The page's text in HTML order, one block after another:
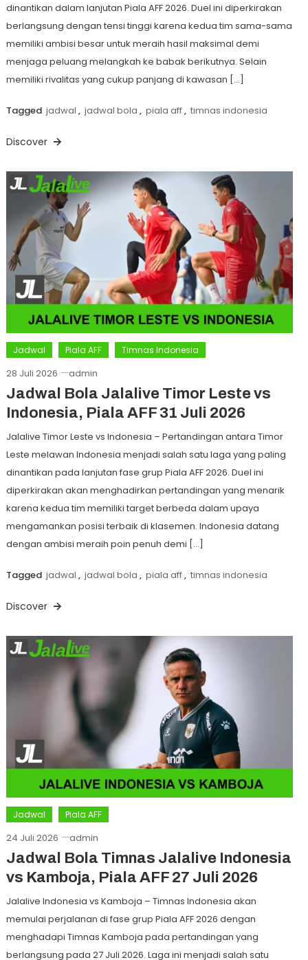
dinantikan dalam lanjutan Piala AFF 2026. Duel ini diperkirakan
berlangsung dengan tensi tinggi karena kedua tim sama-sama
memiliki ambisi besar untuk meraih hasil maksimal demi
menjaga peluang melangkah ke babak berikutnya. Selain
memiliki rivalitas yang cukup panjang di kawasan […]
Tagged jadwal , jadwal bola , piala aff, timnas indonesia
Discover
Jadwal Piala AFF Timnas Indonesia
28 Juli 2026 admin
Jadwal Bola Jalalive Timor Leste vs
Indonesia, Piala AFF 31 Juli 2026
Jalalive Timor Leste vs Indonesia – Pertandingan antara Timor
Leste melawan Indonesia menjadi salah satu laga yang paling
dinantikan pada lanjutan fase grup Piala AFF 2026. Duel ini
diperkirakan akan menghadirkan pertandingan yang menarik
karena kedua tim memiliki target berbeda dalam upaya
mengamankan posisi terbaik di klasemen. Indonesia datang
dengan ambisi meraih poin penuh demi […]
Tagged jadwal , jadwal bola , piala aff, timnas indonesia
Discover
Jadwal Piala AFF
24 Juli 2026 admin
Jadwal Bola Timnas Jalalive Indonesia
vs Kamboja, Piala AFF 27 Juli 2026
Jalalive Indonesia vs Kamboja – Timnas Indonesia akan
memulai perjalanan di fase grup Piala AFF 2026 dengan
menghadapi Timnas Kamboja pada pertandingan yang
berlangsung pada 27 Juli 2026. Laga ini menjadi salah satu